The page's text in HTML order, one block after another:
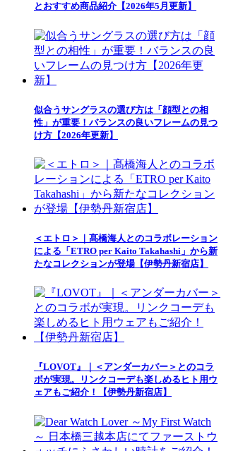
とおすすめ商品紹介【2026年5月更新】
似合うサングラスの選び方は「顔型との相
性」が重要！バランスの良いフレームの見つ
け方【2026年更新】
＜エトロ＞｜髙橋海人とのコラボレーション
による「ETRO per Kaito Takahashi」から新
たなコレクションが登場【伊勢丹新宿店】
『LOVOT』｜＜アンダーカバー＞とのコラ
ボが実現。リンクコーデも楽しめるヒト用ウ
ェアもご紹介！【伊勢丹新宿店】